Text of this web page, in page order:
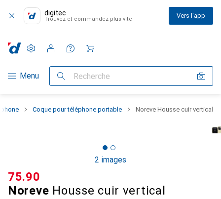
digitec
Trouvez et commandez plus vite Vers l'app
Navigation par catégorie
Menu Recherche
Paramètres
Compte client
Listes de comparaison
Listes d'envies
Panier
Coque pour téléphone portable Noreve Housse cuir vertical
2 images
Noreve Housse cuir vertical
CHF
75.90